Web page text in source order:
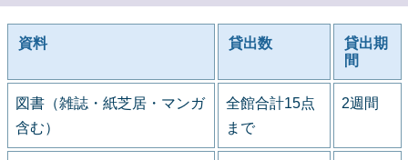
資料 貸出数
貸出期
間
図書（雑誌・紙芝居・マンガ
含む）
全館合計15点
まで
2週間